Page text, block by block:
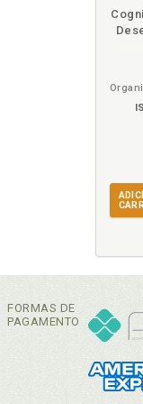
FORMAS DE
PAGAMENTO